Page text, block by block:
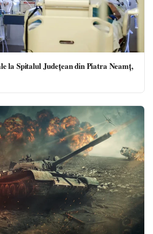
la Spitalul Județean din Piatra Neamț,